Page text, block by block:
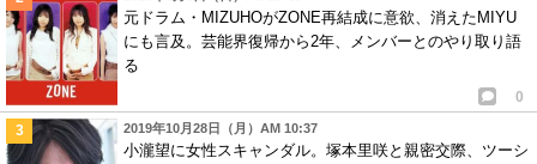
元ドラム・MIZUHOがZONE再結成に意欲、消えたMIYU
にも言及。芸能界復帰から2年、メンバーとのやり取り語
る
0
2019年10月28日（月）AM 10:37
小瀧望に女性スキャンダル。塚本里咲と親密交際、ツーシ